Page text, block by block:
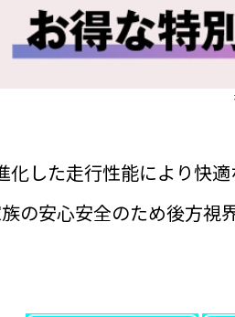
化した走行性能により快
の安心安全のため後方視